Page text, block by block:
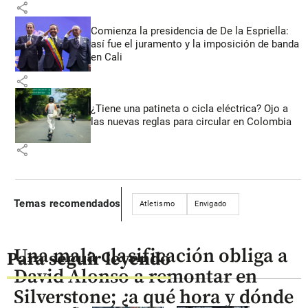
share
Comienza la presidencia de De la Espriella:
así fue el juramento y la imposición de banda
en Cali
share
¿Tiene una patineta o cicla eléctrica? Ojo a
las nuevas reglas para circular en Colombia
share
Temas recomendados Atletismo Envigado
Para seguir leyendo
Una mala clasificación obliga a
David Alonso a remontar en
Silverstone; ¿a qué hora y dónde